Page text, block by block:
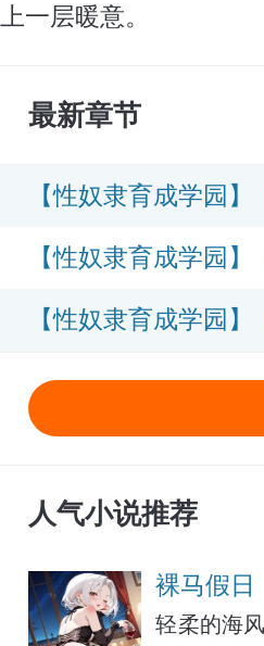
上一层暖意。
最新章节
【性奴隶育成学园】
【性奴隶育成学园】
【性奴隶育成学园】
人气小说推荐
裸马假日
轻柔的海